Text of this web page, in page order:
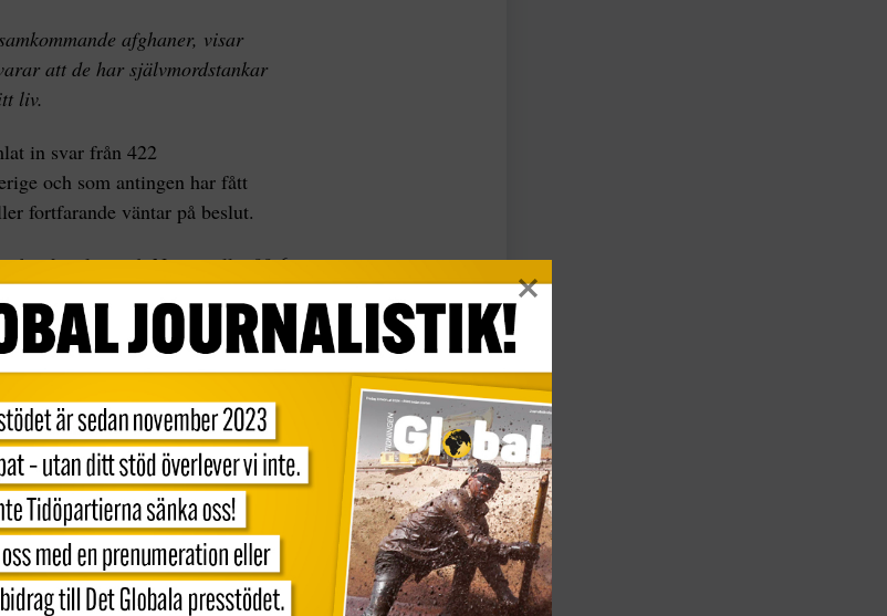
afghaner, visar
att de har självmordstankar
liv.
in svar från 422
och som antingen har fått
fortfarande väntar på beslut.
begå självmord. Nästan alla, 99,6
innebära risk för deras liv.
– utöver de som försökt begå
fått avslag och gruppen som
bra, och omkring två tredjedelar
institutet i Stockholm, forskar
att siffrorna över
finns i ämnet.